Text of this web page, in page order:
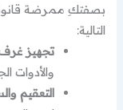
بصفتكِ ممرضة
التالية:
تجهيز غرف
والأدوات
التعقيم